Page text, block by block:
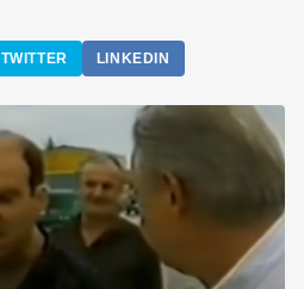
TWITTER LINKEDIN